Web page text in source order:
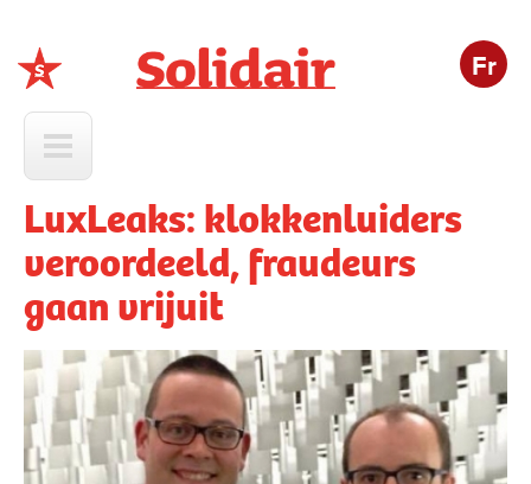
Fr
LuxLeaks: klokkenluiders
veroordeeld, fraudeurs
gaan vrijuit